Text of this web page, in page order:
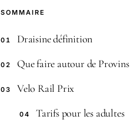
SOMMAIRE
01 Draisine définition
02 Que faire autour de Provins
03 Velo Rail Prix
04 Tarifs pour les adultes